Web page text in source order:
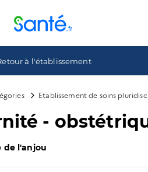
à l'établissement
Etablissement de soins
-
de l'anjou
des cookies